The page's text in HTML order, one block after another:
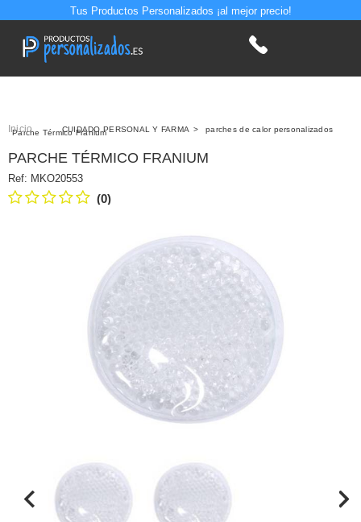
Tus Productos Personalizados ¡al mejor precio!
Inicio > CUIDADO PERSONAL Y FARMA > parches de calor personalizados
Parche Térmico Franium
PARCHE TÉRMICO FRANIUM
Ref: MKO20553
(0)